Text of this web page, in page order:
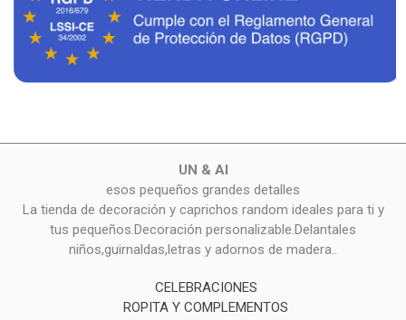
UN & AI
esos pequeños grandes detalles
La tienda de decoración y caprichos random ideales para ti y
tus pequeños.Decoración personalizable.Delantales
niños,guirnaldas,letras y adornos de madera..
CELEBRACIONES
ROPITA Y COMPLEMENTOS